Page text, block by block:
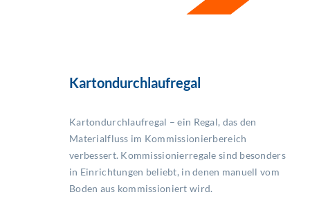
Kartondurchlaufregal
Kartondurchlaufregal – ein Regal, das den
Materialfluss im Kommissionierbereich
verbessert. Kommissionierregale sind besonders
in Einrichtungen beliebt, in denen manuell vom
Boden aus kommissioniert wird.